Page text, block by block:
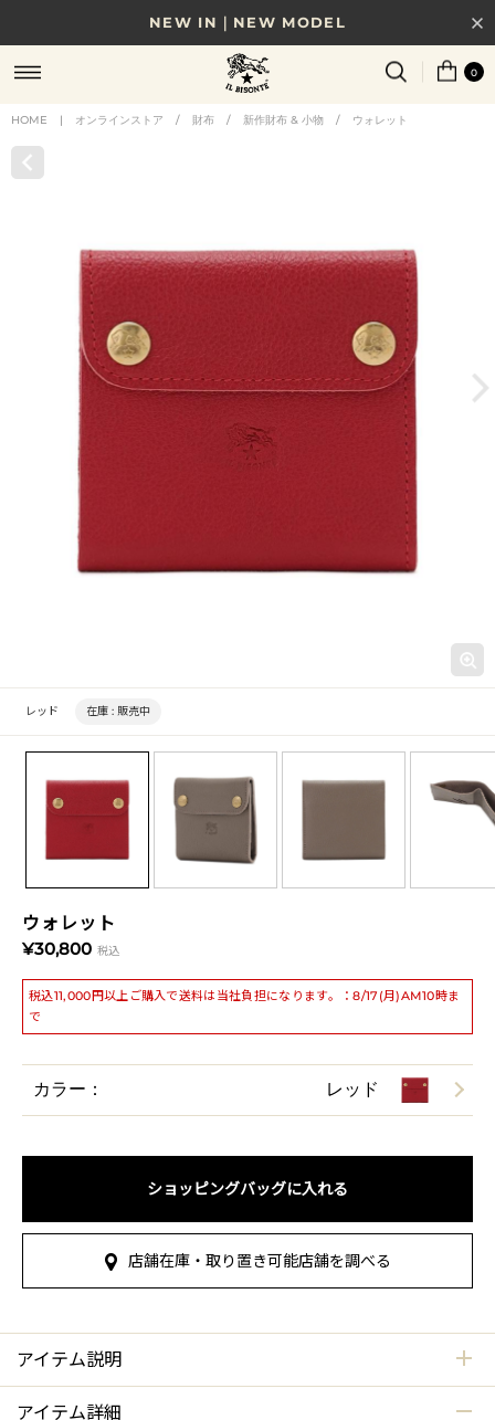
NEW IN｜NEW MODEL
8/17(月)10時まで｜税込11,000円以上で送料無料
贈る相手やシーンから選べる、新しいギフトガイド
0
HOME | オンラインストア / 財布 / 新作財布 & 小物 / ウォレット
ウォレット
¥30,800 税込
税込11,000円以上ご購入で送料は当社負担になります。：8/17(月)AM10時ま
で
レッド 在庫 : 販売中
カラー： レッド
ショッピングバッグに入れる
店舗在庫・取り置き可能店舗を調べる
アイテム説明
アイテム詳細